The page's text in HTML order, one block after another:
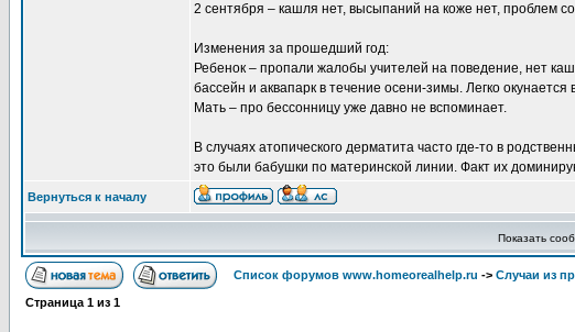
2 сентября – кашля нет, высыпаний на коже нет, проблем
Изменения за прошедший год:
Ребенок – пропали жалобы учителей на поведение, нет
бассейн и аквапарк в течение осени-зимы. Легко
Мать – про бессонницу уже давно не вспоминает.
В случаях атопического дерматита часто где-то в
это были бабушки по материнской линии. Факт их
Вернуться к началу
Показать
Список форумов www.homeorealhelp.ru -> Случаи из
Страница 1 из 1